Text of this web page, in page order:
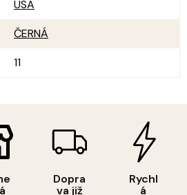
Dopra
va již
Rychl
á
USA
ČERNÁ
11